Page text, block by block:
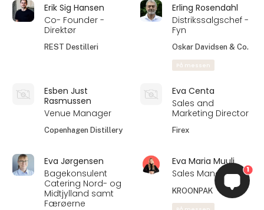
Erik Sig Hansen
Co- Founder -
Direktør
REST Destilleri
Erling Rosendahl
Distrikssalgschef -
Fyn
Oskar Davidsen & Co.
På messen
Esben Just
Rasmussen
Venue Manager
Copenhagen Distillery
Eva Centa
Sales and
Marketing Director
Firex
Eva Jørgensen
Bagekonsulent
Catering Nord- og
Midtjylland samt
Færøerne
Eva Maria Muuli
Sales Manager
KROONPAK
1